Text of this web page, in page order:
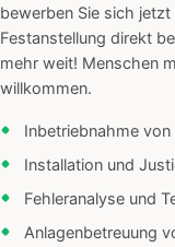
bewerben Sie sich
Festanstellung direkt
mehr weit! Menschen
willkommen.
Inbetriebnahme
Installation und
Fehleranalyse und
Anlagenbetreuung